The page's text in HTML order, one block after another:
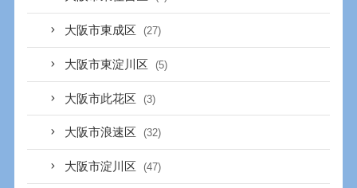
大阪市東成区 (27)
大阪市東淀川区 (5)
大阪市此花区 (3)
大阪市浪速区 (32)
大阪市淀川区 (47)